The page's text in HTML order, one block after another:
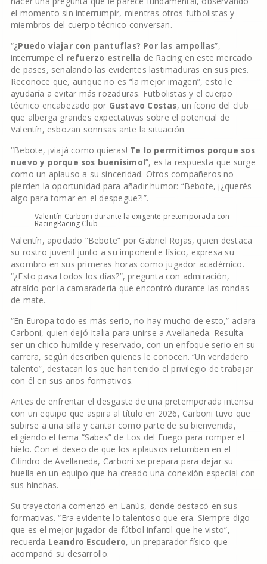
el momento sin interrumpir, mientras otros futbolistas y
miembros del cuerpo técnico conversan.
“¿Puedo viajar con pantuflas? Por las ampollas”,
interrumpe el refuerzo estrella de Racing en este mercado
de pases, señalando las evidentes lastimaduras en sus pies.
Reconoce que, aunque no es “la mejor imagen”, esto le
ayudaría a evitar más rozaduras. Futbolistas y el cuerpo
técnico encabezado por Gustavo Costas, un ícono del club
que alberga grandes expectativas sobre el potencial de
Valentín, esbozan sonrisas ante la situación.
“Bebote, ¡viajá como quieras! Te lo permitimos porque sos
nuevo y porque sos buenísimo!”, es la respuesta que surge
como un aplauso a su sinceridad. Otros compañeros no
pierden la oportunidad para añadir humor: “Bebote, ¡¿querés
algo para tomar en el despegue?!”.
Valentín Carboni durante la exigente pretemporada con
RacingRacing Club
Valentín, apodado “Bebote” por Gabriel Rojas, quien destaca
su rostro juvenil junto a su imponente físico, expresa su
asombro en sus primeras horas como jugador académico.
“¿Esto pasa todos los días?”, pregunta con admiración,
atraído por la camaradería que encontró durante las rondas
de mate.
“En Europa todo es más serio, no hay mucho de esto,” aclara
Carboni, quien dejó Italia para unirse a Avellaneda. Resulta
ser un chico humilde y reservado, con un enfoque serio en su
carrera, según describen quienes le conocen. “Un verdadero
talento”, destacan los que han tenido el privilegio de trabajar
con él en sus años formativos.
Antes de enfrentar el desgaste de una pretemporada intensa
con un equipo que aspira al título en 2026, Carboni tuvo que
subirse a una silla y cantar como parte de su bienvenida,
eligiendo el tema “Sabes” de Los del Fuego para romper el
hielo. Con el deseo de que los aplausos retumben en el
Cilindro de Avellaneda, Carboni se prepara para dejar su
huella en un equipo que ha creado una conexión especial con
sus hinchas.
Su trayectoria comenzó en Lanús, donde destacó en sus
formativas. “Era evidente lo talentoso que era. Siempre digo
que es el mejor jugador de fútbol infantil que he visto”,
recuerda Leandro Escudero, un preparador físico que
acompañó su desarrollo.